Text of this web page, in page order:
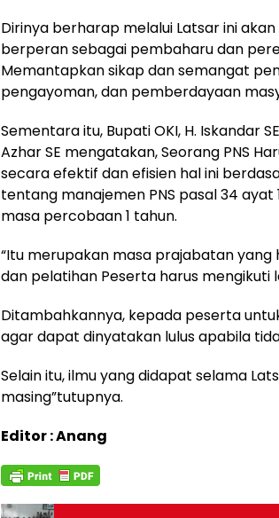
Dirinya berharap melalui Latsar ini
berperan sebagai pembaharu dan
Memantapkan sikap dan semangat
pengayoman, dan pemberdayaan
Sementara itu, Bupati OKI, H. Iskandar
Azhar SE mengatakan, Seorang PNS
secara efektif dan efisien hal ini
tentang manajemen PNS pasal 34 ayat
masa percobaan 1 tahun.
“Itu merupakan masa prajabatan yang
dan pelatihan Peserta harus mengikuti
Ditambahkannya, kepada peserta
agar dapat dinyatakan lulus apabila
Selain itu, ilmu yang didapat selama
masing”tutupnya.
Editor : Anang